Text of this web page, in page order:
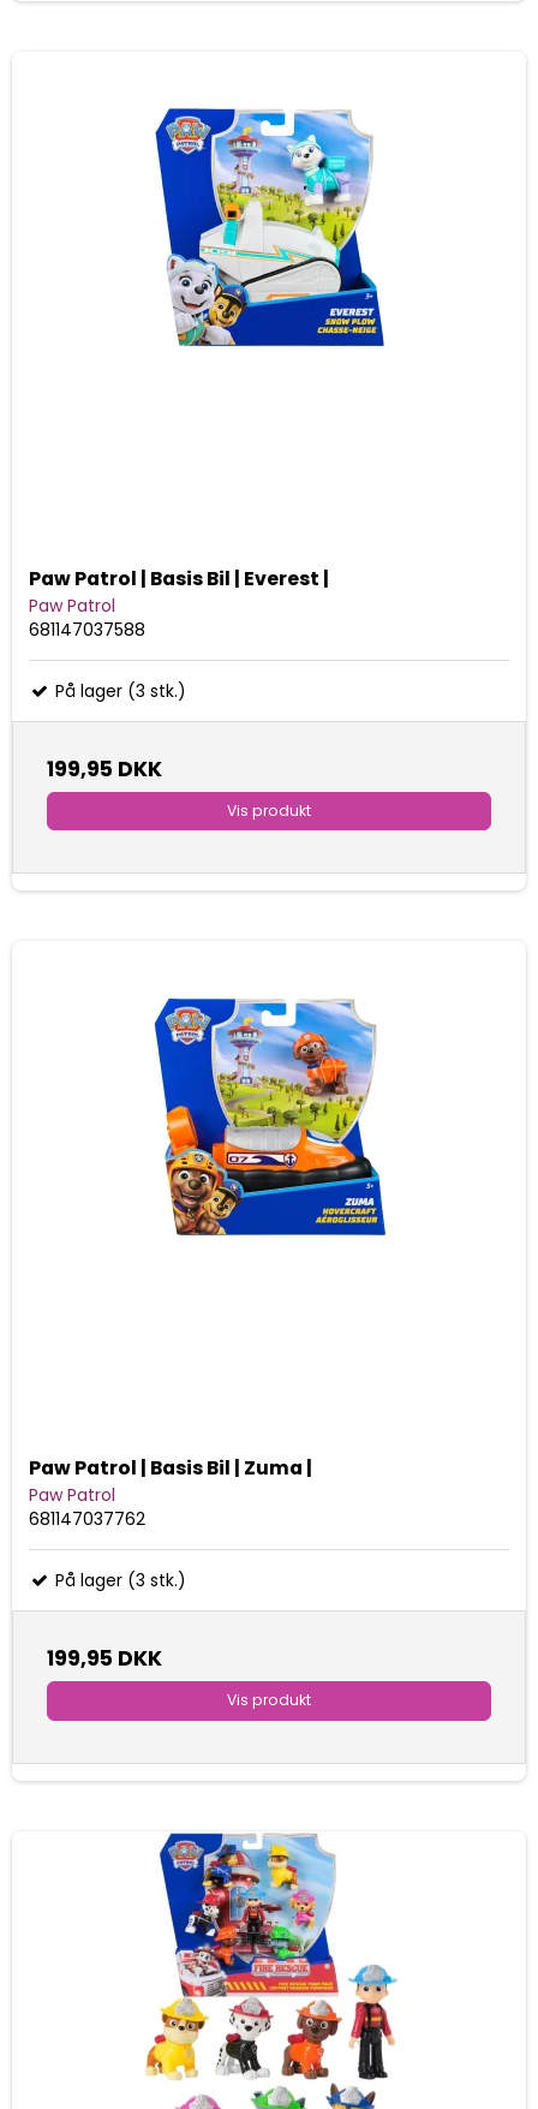
Paw Patrol | Basis Bil | Everest |
Paw Patrol
681147037588
På lager (3 stk.)
199,95 DKK
Vis produkt
Paw Patrol | Basis Bil | Zuma |
Paw Patrol
681147037762
På lager (3 stk.)
199,95 DKK
Vis produkt